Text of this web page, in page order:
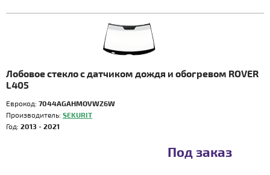
Лобовое стекло с датчиком дождя и обогревом ROVER
L405
Еврокод: 7044AGAHMOVWZ6W
Производитель: SEKURIT
Год: 2013 - 2021
Под заказ